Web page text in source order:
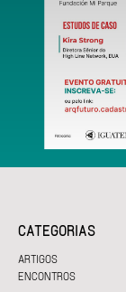
CATEGORIAS
ARTIGOS
ENCONTROS